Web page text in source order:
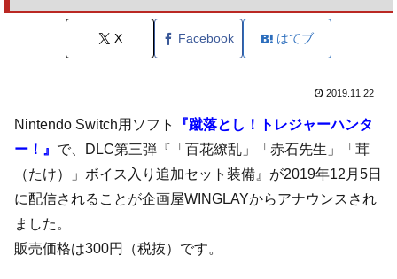
X Facebook はてブ
2019.11.22
Nintendo Switch用ソフト
『蹴落とし！トレジャーハンタ
ー！』 で、DLC第三弾『「百花繚乱」「赤石先生」「茸
（たけ）」ボイス入り追加セット装備』が2019年12月5日
に配信されることが企画屋WINGLAYからアナウンスされ
ました。
販売価格は300円（税抜）です。